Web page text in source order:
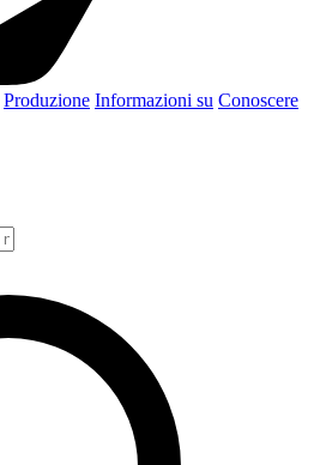
Produzione Informazioni su Conoscere